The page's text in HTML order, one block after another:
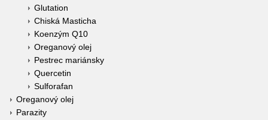
Glutation
Chiská Masticha
Koenzým Q10
Oreganový olej
Pestrec mariánsky
Quercetin
Sulforafan
Oreganový olej
Parazity